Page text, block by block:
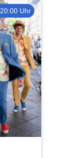
20:00 Uhr